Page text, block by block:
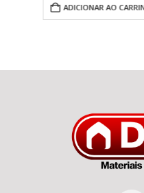
ADICIONAR AO CARRINHO